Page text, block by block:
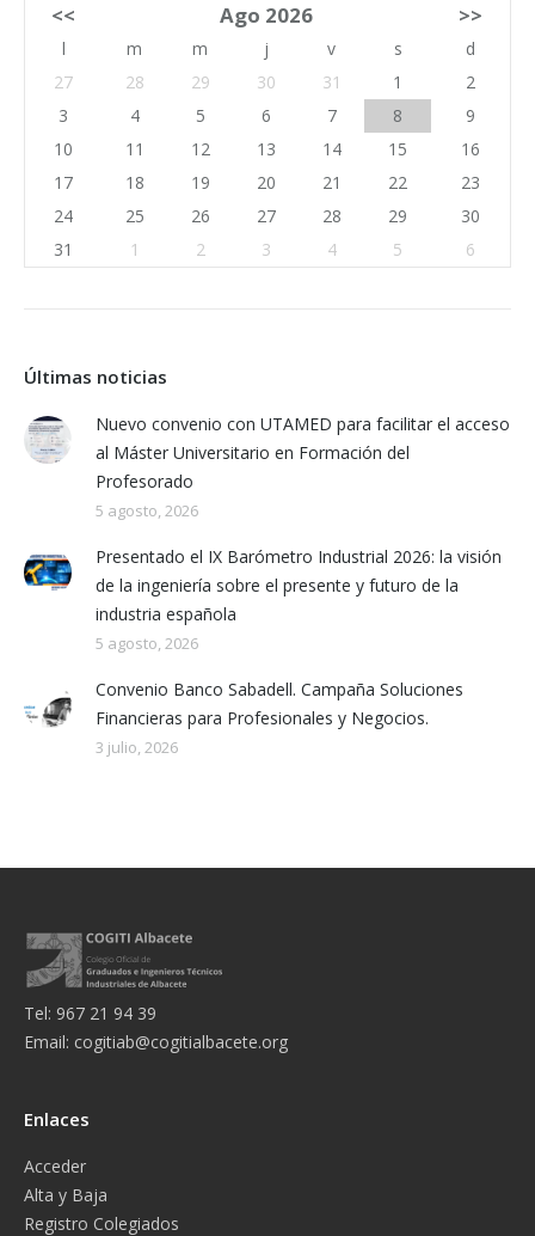
<< Ago 2026 >>
l m m j v s
d
27
28 29 30 31 1
2
3
4 5 6 7 8
9
10
11 12 13 14 15
16
17
18 19 20 21 22
23
24
25 26 27 28 29
30
31
1 2 3 4 5 6
Últimas noticias
Nuevo convenio con UTAMED para facilitar el acceso
al Máster Universitario en Formación del
Profesorado
5 agosto, 2026
Presentado el IX Barómetro Industrial 2026: la visión
de la ingeniería sobre el presente y futuro de la
industria española
5 agosto, 2026
Convenio Banco Sabadell. Campaña Soluciones
Financieras para Profesionales y Negocios.
3 julio, 2026
Tel: 967 21 94 39
Email: cogitiab@cogitialbacete.org
Enlaces
Acceder
Alta y Baja
Registro Colegiados